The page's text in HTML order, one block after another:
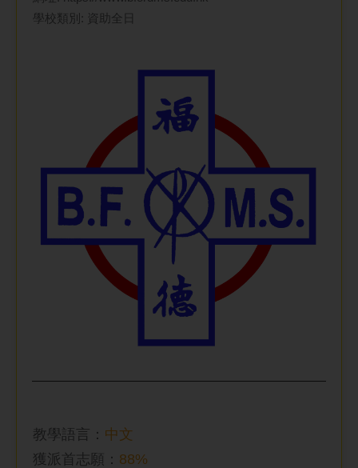
學校類別: 資助全日
教學語言： 中文
獲派首志願： 88%